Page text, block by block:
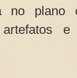
no
artefatos